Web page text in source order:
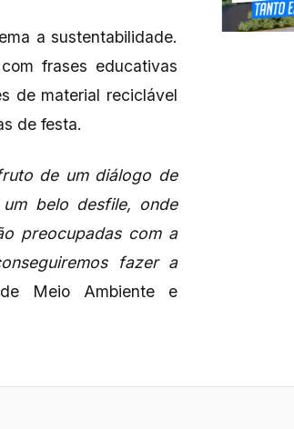
a sustentabilidade.
frases educativas
de material reciclável
de festa.
de um diálogo de
belo desfile, onde
preocupadas com a
fazer a
Meio Ambiente e